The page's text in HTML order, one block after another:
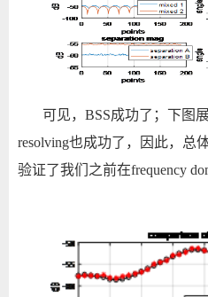
可见， BSS成功了；下图
resolving也成功了，因此，总
验证了我们之前在frequency